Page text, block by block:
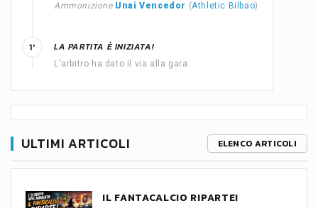
Ammonizione Unai Vencedor (Athletic Bilbao)
LA PARTITA È INIZIATA!
L'arbitro ha dato il via alla gara.
1'
ULTIMI ARTICOLI ELENCO ARTICOLI
IL FANTACALCIO RIPARTE!